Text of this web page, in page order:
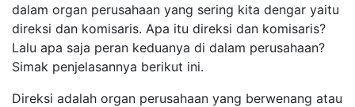
dalam organ perusahaan yang sering kita dengar yaitu
direksi dan komisaris. Apa itu direksi dan komisaris?
Lalu apa saja peran keduanya di dalam perusahaan?
Simak penjelasannya berikut ini.
Direksi adalah organ perusahaan yang berwenang atau